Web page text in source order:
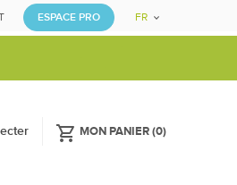
ESPACE PRO FR
shopping_cart MON PANIER(0)